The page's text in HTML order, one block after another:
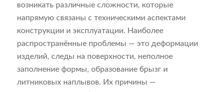
возникать различные сложности, которые
напрямую связаны с техническими аспектами
конструкции и эксплуатации. Наиболее
распространённые проблемы — это деформации
изделий, следы на поверхности, неполное
заполнение формы, образование брызг и
литниковых наплывов. Их причины —